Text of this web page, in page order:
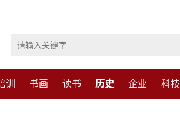
训 书画 读书 历史 企业 科技